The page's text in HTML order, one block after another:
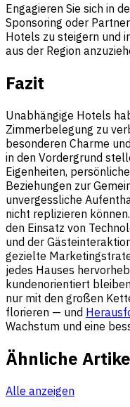
Engagieren Sie sich in
Sponsoring oder
Hotels zu steigern und
aus der Region
Fazit
Unabhängige Hotels
Zimmerbelegung zu
besonderen Charme
in den Vordergrund
Eigenheiten,
Beziehungen zur
unvergessliche
nicht replizieren
den Einsatz von
und der
gezielte
jedes Hauses
kundenorientiert
nur mit den großen
florieren — und
Wachstum und eine
Ähnliche
Alle anzeigen